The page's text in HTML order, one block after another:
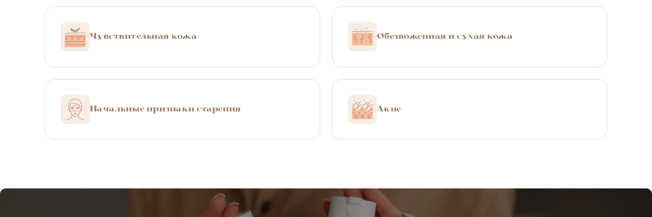
вам разработать долгосрочную стратегию, чтобы держать розацеа под контролем.
Чувствительная кожа Обезвоженная и сухая кожа
Начальные признаки старения Акне